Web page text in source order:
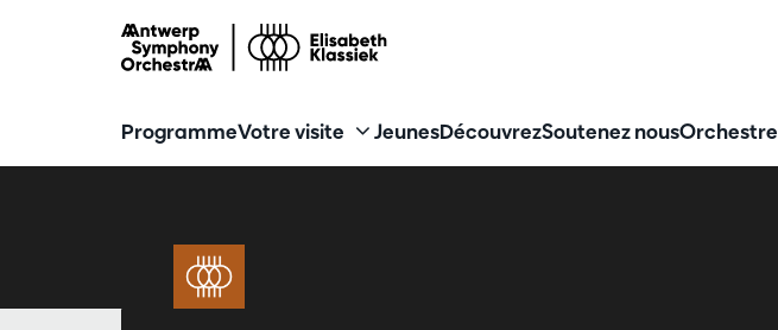
ProgrammeVotre visite JeunesDécouvrezSoutenez nousOrchestre